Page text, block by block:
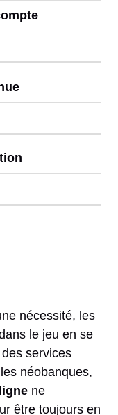
nécessité, les
le jeu en se
services
néobanques,
ne
être toujours en